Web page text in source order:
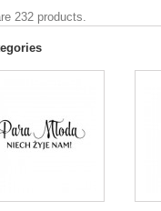
232 products.